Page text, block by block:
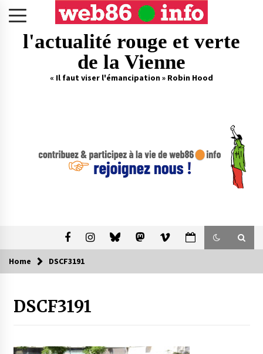
l'actualité rouge et verte
de la Vienne
« Il faut viser l'émancipation » Robin Hood
Home DSCF3191
DSCF3191